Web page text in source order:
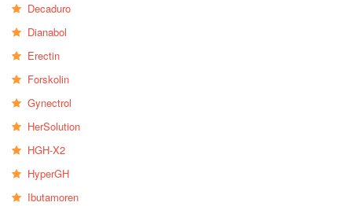
Decaduro
Dianabol
Erectin
Forskolin
Gynectrol
HerSolution
HGH-X2
HyperGH
Ibutamoren